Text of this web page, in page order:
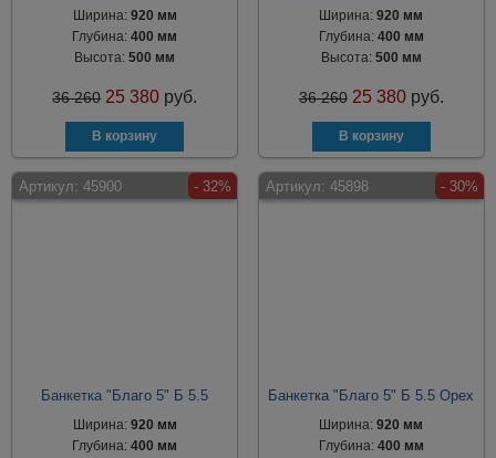
Ширина: 920 мм
Глубина:400 мм
Высота:500 мм
36 260 25 380 руб.
Ширина:920 мм
Глубина: 400 мм
Высота: 500 мм
36 260 25 380 руб.
Артикул: 45900 - 32%
Банкетка "Благо 5" Б 5.5
Ширина: 920 мм
Глубина:400 мм
Артикул: 45898 - 30%
Банкетка "Благо 5" Б 5.5 Орех
Ширина:920 мм
Глубина: 400 мм